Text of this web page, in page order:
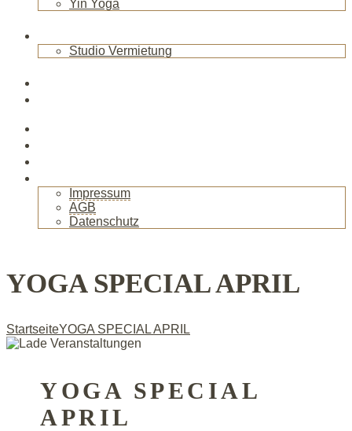
Yin Yoga
Studio Vermietung
Impressum
AGB
Datenschutz
YOGA SPECIAL APRIL
StartseiteYOGA SPECIAL APRIL
YOGA SPECIAL
APRIL